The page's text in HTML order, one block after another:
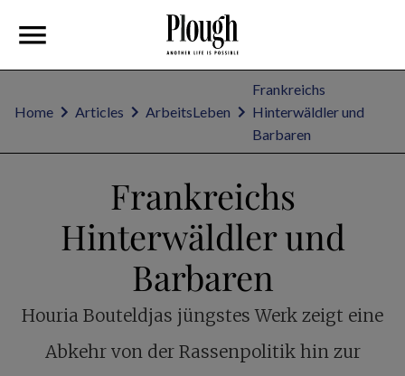
Home Articles ArbeitsLeben
Frankreichs
Hinterwäldler und
Barbaren
Frankreichs
Hinterwäldler und
Barbaren
Houria Bouteldjas jüngstes Werk zeigt eine
Abkehr von der Rassenpolitik hin zur